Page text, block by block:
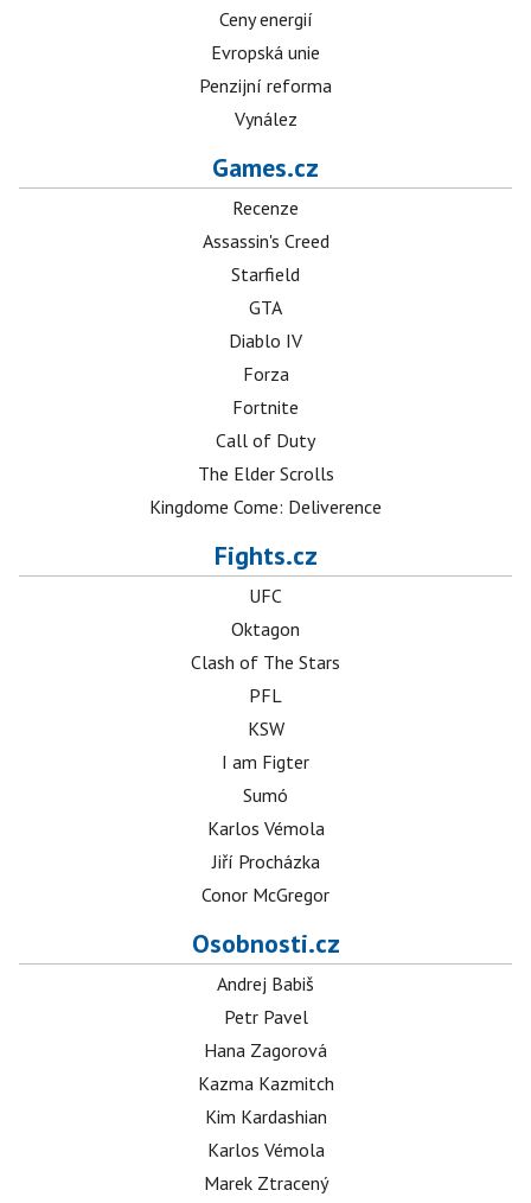
Ceny energií
Evropská unie
Penzijní reforma
Vynález
Games.cz
Recenze
Assassin's Creed
Starfield
GTA
Diablo IV
Forza
Fortnite
Call of Duty
The Elder Scrolls
Kingdome Come: Deliverence
Fights.cz
UFC
Oktagon
Clash of The Stars
PFL
KSW
I am Figter
Sumó
Karlos Vémola
Jiří Procházka
Conor McGregor
Osobnosti.cz
Andrej Babiš
Petr Pavel
Hana Zagorová
Kazma Kazmitch
Kim Kardashian
Karlos Vémola
Marek Ztracený